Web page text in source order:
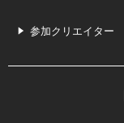
参加クリエイター